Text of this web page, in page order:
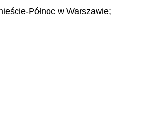
Północ w Warszawie;